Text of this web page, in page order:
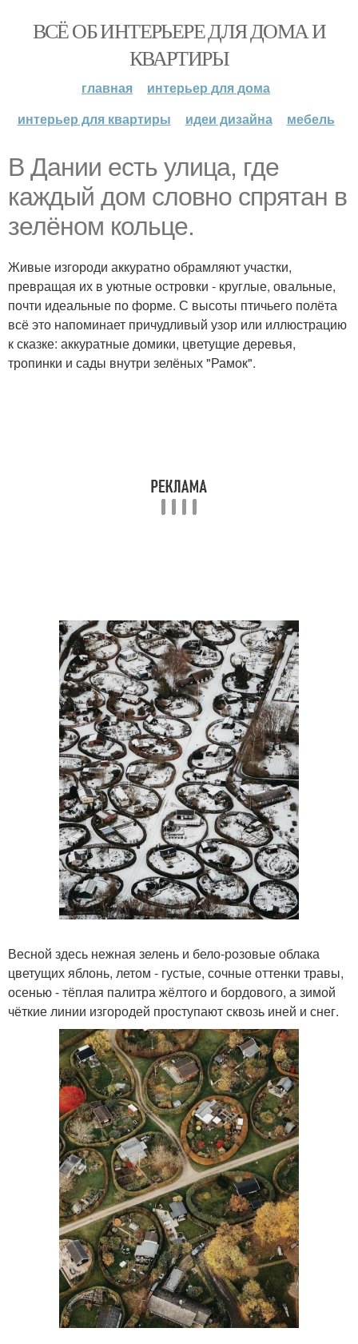
ВСЁ ОБ ИНТЕРЬЕРЕ ДЛЯ ДОМА И
КВАРТИРЫ
главная
интерьер для дома
интерьер для квартиры
идеи дизайна мебель
В Дании есть улица, где
каждый дом словно спрятан в
зелёном кольце.
Живые изгороди аккуратно обрамляют участки,
превращая их в уютные островки - круглые, овальные,
почти идеальные по форме. С высоты птичьего полёта
всё это напоминает причудливый узор или иллюстрацию
к сказке: аккуратные домики, цветущие деревья,
тропинки и сады внутри зелёных "Рамок".
Весной здесь нежная зелень и бело-розовые облака
цветущих яблонь, летом - густые, сочные оттенки травы,
осенью - тёплая палитра жёлтого и бордового, а зимой
чёткие линии изгородей проступают сквозь иней и снег.